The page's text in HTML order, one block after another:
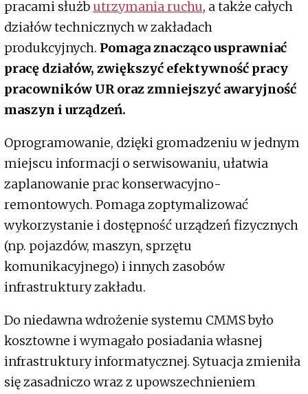
pracami służb utrzymania ruchu, a także całych
działów technicznych w zakładach
produkcyjnych. Pomaga znacząco usprawniać
pracę działów, zwiększyć efektywność pracy
pracowników UR oraz zmniejszyć awaryjność
maszyn i urządzeń.
Oprogramowanie, dzięki gromadzeniu w jednym
miejscu informacji o serwisowaniu, ułatwia
zaplanowanie prac konserwacyjno-
remontowych. Pomaga zoptymalizować
wykorzystanie i dostępność urządzeń fizycznych
(np. pojazdów, maszyn, sprzętu
komunikacyjnego) i innych zasobów
infrastruktury zakładu.
Do niedawna wdrożenie systemu CMMS było
kosztowne i wymagało posiadania własnej
infrastruktury informatycznej. Sytuacja zmieniła
się zasadniczo wraz z upowszechnieniem